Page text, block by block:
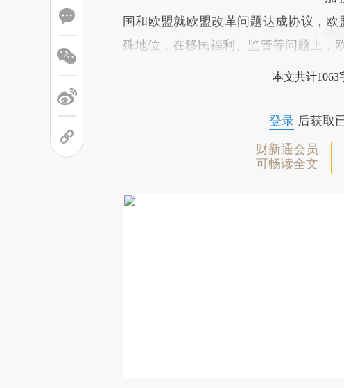
国和欧盟就欧盟改革问题达成协议，
殊地位，在移民福利、监管等问题上，
本文共计1063
登录后获取
财新通会员
可畅读全文